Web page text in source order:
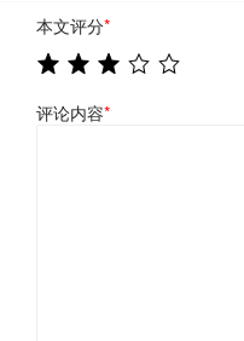
本文评分*
评论内容*